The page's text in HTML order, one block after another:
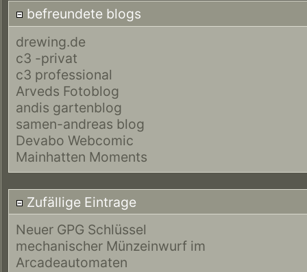
befreundete blogs
drewing.de
c3 -privat
c3 professional
Arveds Fotoblog
andis gartenblog
samen-andreas blog
Devabo Webcomic
Mainhatten Moments
Zufällige Eintrage
Neuer GPG Schlüssel
mechanischer Münzeinwurf im
Arcadeautomaten